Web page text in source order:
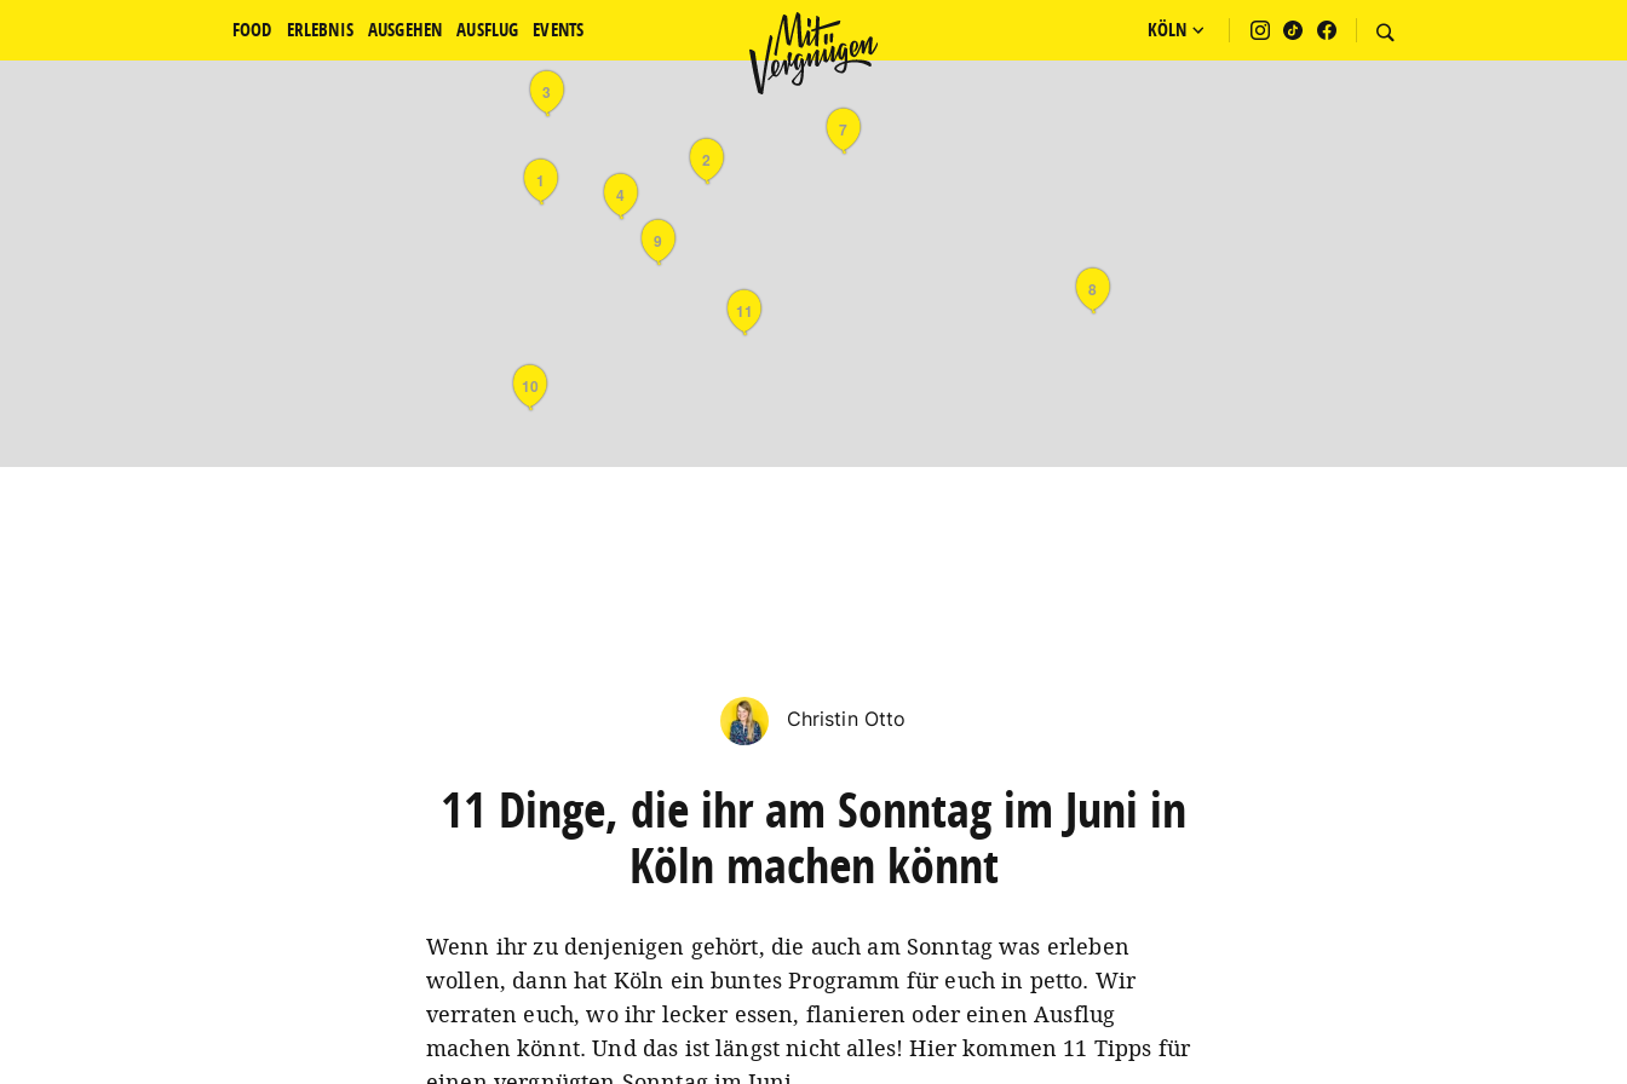
KÖLN
FOOD ERLEBNIS AUSGEHEN AUSFLUG EVENTS
2
4
3
11
7
1
8
10
9
Christin Otto
11 Dinge, die ihr am Sonntag im Juni in
Köln machen könnt
Wenn ihr zu denjenigen gehört, die auch am Sonntag was erleben
wollen, dann hat Köln ein buntes Programm für euch in petto. Wir
verraten euch, wo ihr lecker essen, flanieren oder einen Ausflug
machen könnt. Und das ist längst nicht alles! Hier kommen 11 Tipps für